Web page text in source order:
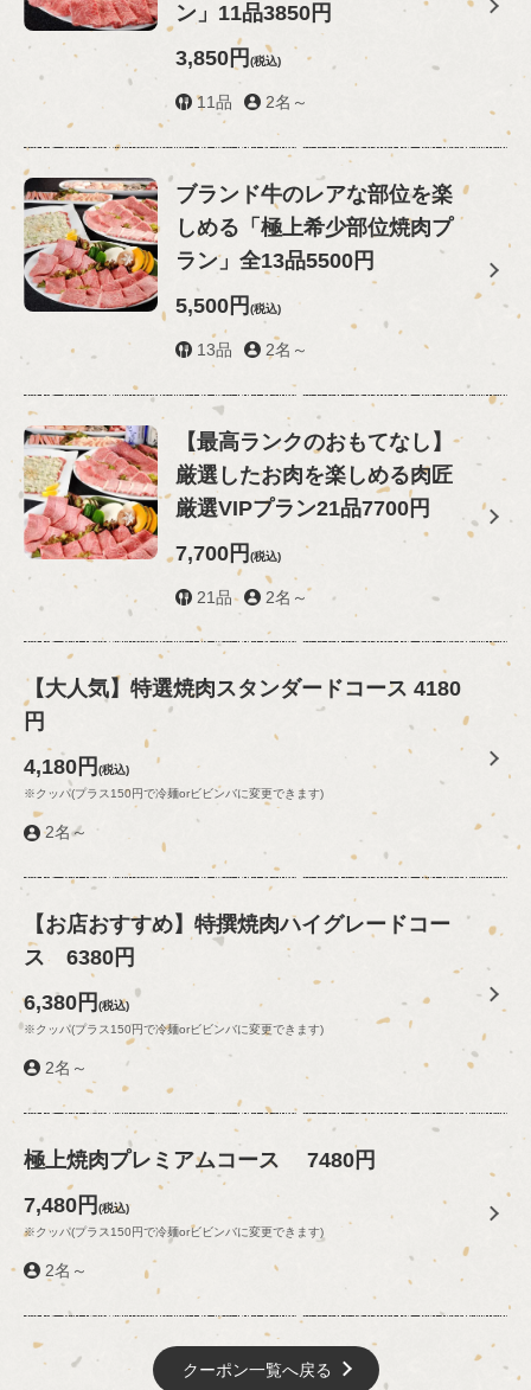
ン」11品3850円
3,850円(税込)
11品 2名～
ブランド牛のレアな部位を楽
しめる「極上希少部位焼肉プ
ラン」全13品5500円
5,500円(税込)
13品 2名～
【最高ランクのおもてなし】
厳選したお肉を楽しめる肉匠
厳選VIPプラン21品7700円
7,700円(税込)
21品 2名～
【大人気】特選焼肉スタンダードコース 4180
円
4,180円 (税込)
※クッパ(プラス150円で冷麺orビビンバに変更できます)
2名～
【お店おすすめ】特撰焼肉ハイグレードコー
ス 6380円
6,380円 (税込)
※クッパ(プラス150円で冷麺orビビンバに変更できます)
2名～
極上焼肉プレミアムコース 7480円
7,480円 (税込)
※クッパ(プラス150円で冷麺orビビンバに変更できます)
2名～
クーポン一覧へ戻る
この店舗情報をシェアする
10名様以上でご宴会ご予約の幹事様に店長から素敵なプレ
ゼントをご用意♪ | 肉匠 迎賓館天理店
https://geihinkantenri.owst.jp/coupons/97333804
お店情報をコピー
閉じる